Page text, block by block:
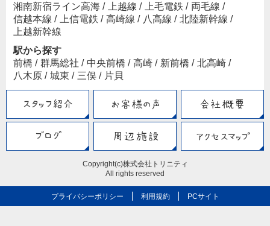
湘南新宿ライン高海 / 上越線 / 上毛電鉄 / 両毛線 /
信越本線 / 上信電鉄 / 高崎線 / 八高線 / 北陸新幹線 /
上越新幹線
駅から探す
前橋 / 群馬総社 / 中央前橋 / 高崎 / 新前橋 / 北高崎 /
八木原 / 城東 / 三俣 / 片貝
Copyright(c)株式会社トリニティ
All rights reserved
プライバシーポリシー 利用規約 PCサイト